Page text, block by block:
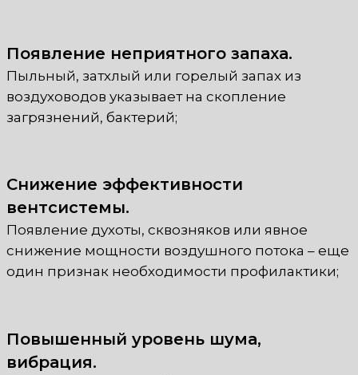
Появление неприятного запаха.
Пыльный, затхлый или горелый запах из
воздуховодов указывает на скопление
загрязнений, бактерий;
Снижение эффективности
вентсистемы.
Появление духоты, сквозняков или явное
снижение мощности воздушного потока – еще
один признак необходимости профилактики;
Повышенный уровень шума,
вибрация.